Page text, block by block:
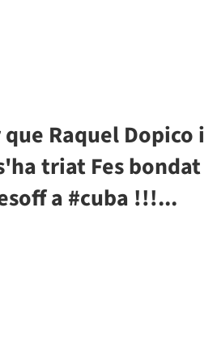
Raquel Dopico i
triat Fes bondat
a #cuba !!!...